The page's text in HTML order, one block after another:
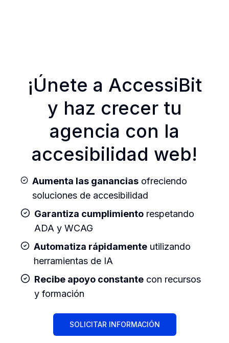
¡Únete a AccessiBit
y haz crecer tu
agencia con la
accesibilidad web!
Aumenta las ganancias ofreciendo
soluciones de accesibilidad
Garantiza cumplimiento respetando
ADA y WCAG
Automatiza rápidamente utilizando
herramientas de IA
Recibe apoyo constante con recursos
y formación
SOLICITAR INFORMACIÓN